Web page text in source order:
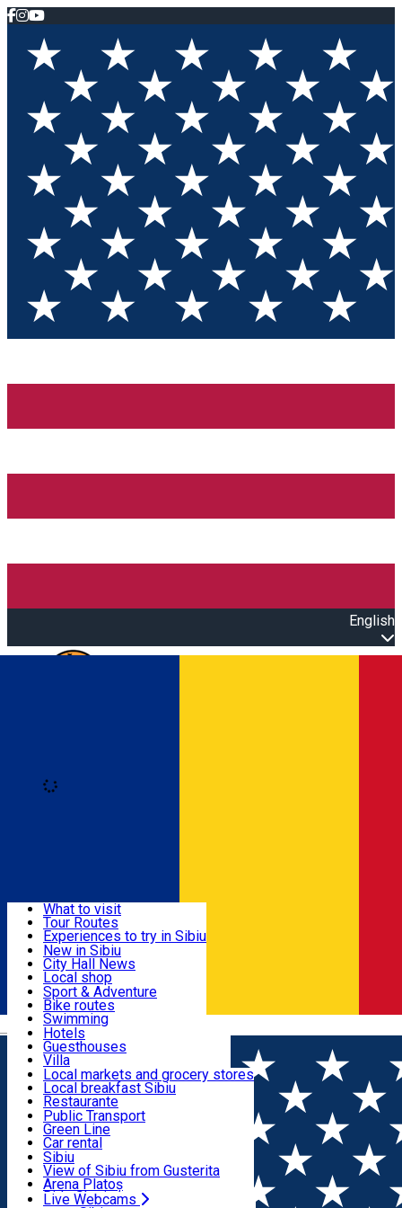
English
Română
Useful info
Activities & Adventure
Accommodation
Food, Drinks & Nightlife
Transport & Parking
Live Webcams
What to visit
Tour Routes
Experiences to try in Sibiu
Podcast
Culture
Museums
Churches
Parks, Zoo
County of Sibiu
New in Sibiu
City Hall News
Local shop
Sibiu artisans
Sibiul Verde
Public services
Education
How do I get to Sibiu
Tourist Info
Tour Guides
Guided tours
Publicații locale
Beauty salons
Sport & Adventure
Bike routes
Swimming
Riding
Indoor activities
Loc de joacă indoor
Loc de joacă outdoor
Ski
Ice skating
Yoga
Hotels
Guesthouses
Villa
Hostels
Motel
Camping
Renting rooms
Rooms for rent
Accommodation outside Sibiu
Local markets and grocery stores
Local breakfast Sibiu
Restaurante
Pizza
Fast Food
Coffee
Sweets
Pub, Bar
Night clubs
Bakeries
Public Transport
Green Line
Car rental
Rent a bike
Scooter rentals
Taxi
Ride Sharing
Sibiu
View of Sibiu from Gusterita
Arena Platoș
Live Webcams